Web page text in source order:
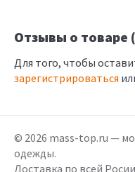
Отзывы о товаре
Для того, чтобы
зарегистрироваться
© 2026 mass-top.ru —
одежды.
Доставка по всей